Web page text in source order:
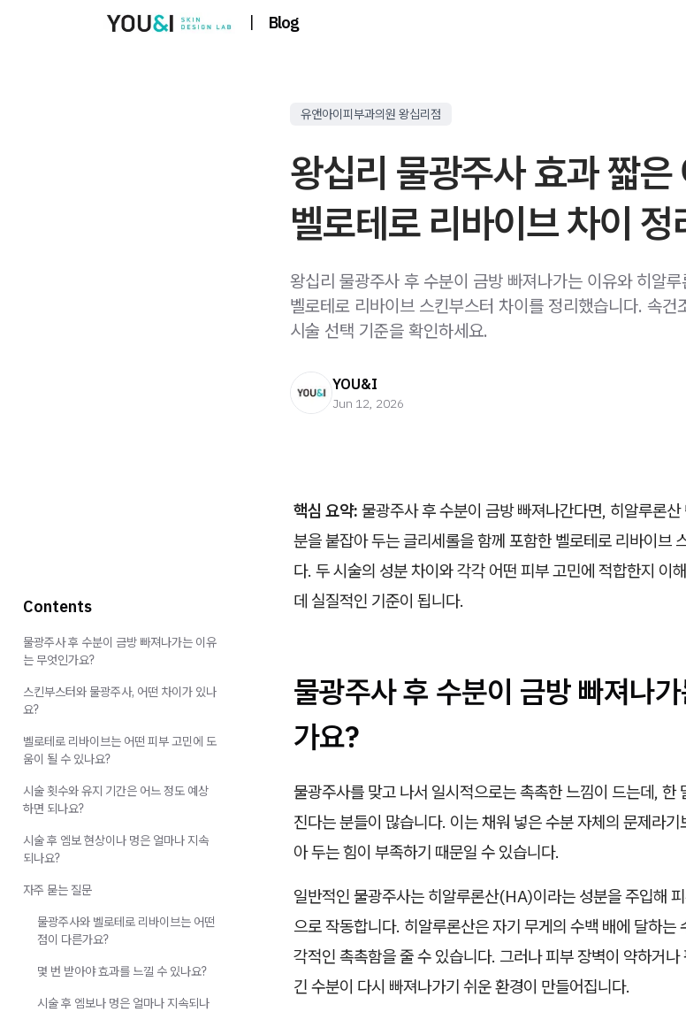
| Blog
유앤아이피부과의원 왕십리점
왕십리 물광주사 효과 짧은
벨로테로 리바이브 차이 정
왕십리 물광주사 후 수분이 금방 빠져나가는 이유와 히알
벨로테로 리바이브 스킨부스터 차이를 정리했습니다. 속건
시술 선택 기준을 확인하세요.
YOU&I
Jun 12, 2026
핵심 요약: 물광주사 후 수분이 금방 빠져나간다면, 히알루론
분을 붙잡아 두는 글리세롤을 함께 포함한 벨로테로 리바이브
다. 두 시술의 성분 차이와 각각 어떤 피부 고민에 적합한지 이
데 실질적인 기준이 됩니다.
물광주사 후 수분이 금방 빠져나
가요?
물광주사를 맞고 나서 일시적으로는 촉촉한 느낌이 드는데, 한
진다는 분들이 많습니다. 이는 채워 넣은 수분 자체의 문제라
아 두는 힘이 부족하기 때문일 수 있습니다.
일반적인 물광주사는 히알루론산(HA)이라는 성분을 주입해
으로 작동합니다. 히알루론산은 자기 무게의 수백 배에 달하는
각적인 촉촉함을 줄 수 있습니다. 그러나 피부 장벽이 약하거
긴 수분이 다시 빠져나가기 쉬운 환경이 만들어집니다.
Contents
물광주사 후 수분이 금방 빠져나가는 이유
는 무엇인가요?
스킨부스터와 물광주사, 어떤 차이가 있나
요?
벨로테로 리바이브는 어떤 피부 고민에 도
움이 될 수 있나요?
시술 횟수와 유지 기간은 어느 정도 예상
하면 되나요?
시술 후 엠보 현상이나 멍은 얼마나 지속
되나요?
자주 묻는 질문
물광주사와 벨로테로 리바이브는 어떤
점이 다른가요?
몇 번 받아야 효과를 느낄 수 있나요?
시술 후 엠보나 멍은 얼마나 지속되나